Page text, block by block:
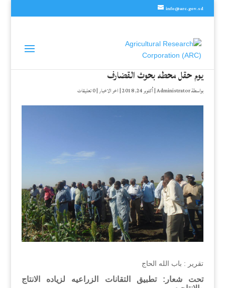
info@arc.gov.sd
يوم حقل محطه بحوث القضارف
بواسطةAdministrator
|أكتوبر 24, 2018 |اخر الاخبار|0 تعليقات
تقرير : باب الله الحاج
تحت شعار: تطبيق التقانات الزراعيه لزياده الانتاج